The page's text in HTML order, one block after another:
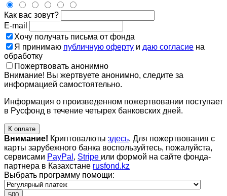
Как вас зовут?
E-mail
Хочу получать письма от фонда
Я принимаю публичную оферту и даю согласие на
обработку
Пожертвовать анонимно
Внимание! Вы жертвуете анонимно, следите за
информацией самостоятельно.
Информация о произведенном пожертвовании поступает
в Русфонд в течение четырех банковских дней.
К оплате
Внимание! Криптовалюты здесь. Для пожертвования с
карты зарубежного банка воспользуйтесь, пожалуйста,
сервисами PayPal , Stripe или формой на сайте фонда-
партнера в Казахстане rusfond.kz
Выбрать программу помощи: